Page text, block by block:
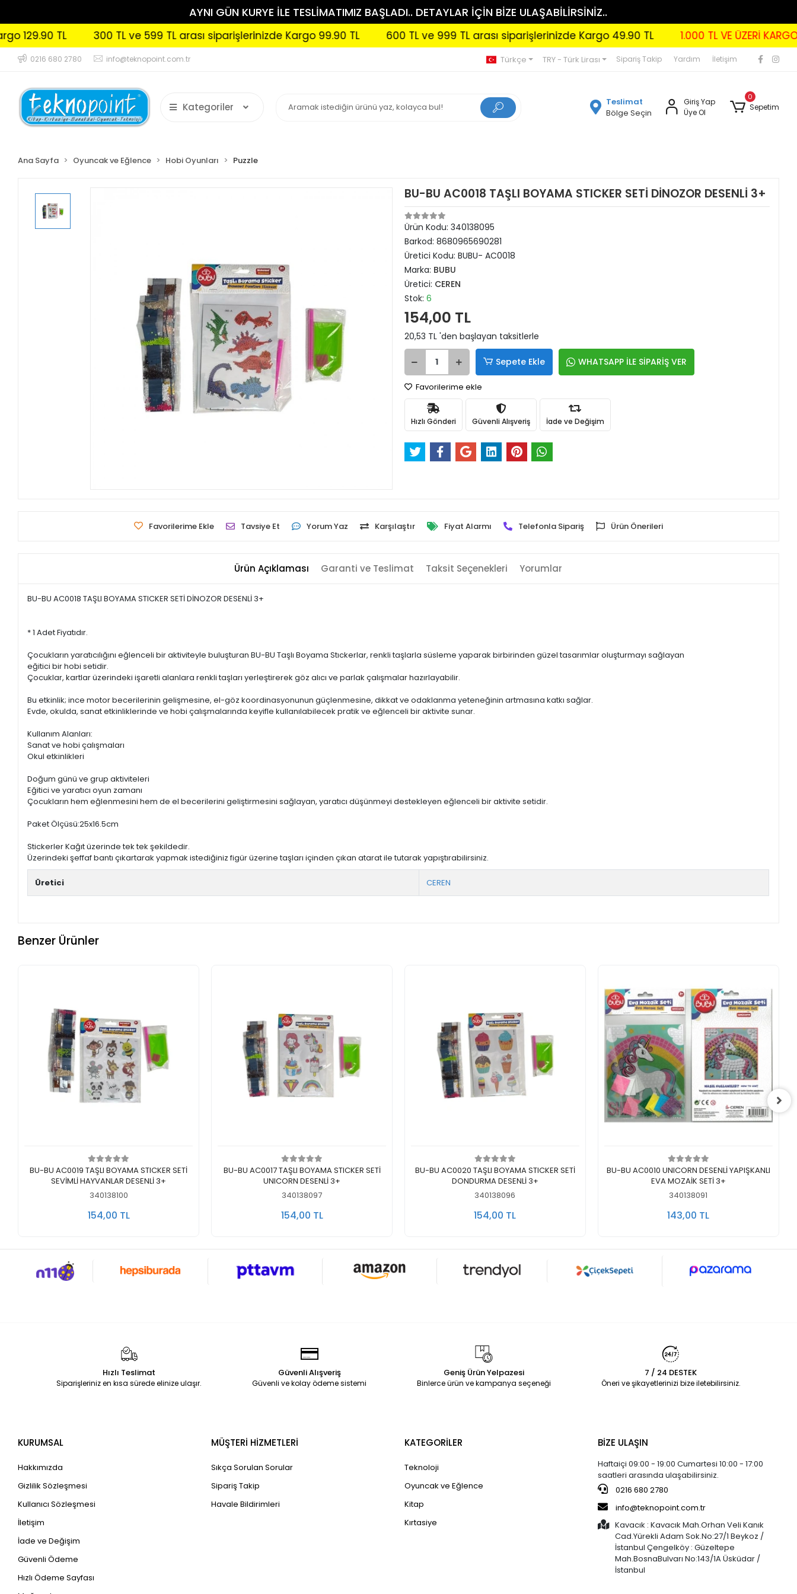
AYNI GÜN KURYE İLE TESLİMATIMIZ BAŞLADI.. DETAYLAR İÇİN BİZE ULAŞABİLİRSİNİZ..
TL 300 TL ve 599 TL arası siparişlerinizde Kargo 99.90 TL 600 TL ve 999 TL arası siparişlerinizde Kargo 49.90 TL 1.000 TL VE ÜZERİ KARGO
0216 680 2780 info@teknopoint.com.tr Türkçe TRY - Türk Lirası Sipariş Takip Yardım İletişim
Kategoriler
Teslimat
Bölge Seçin
Giriş Yap
Üye Ol
0
Sepetim
Ana Sayfa Oyuncak ve Eğlence Hobi Oyunları Puzzle
BU-BU AC0018 TAŞLI BOYAMA STICKER SETİ DİNOZOR DESENLİ 3+
Ürün Kodu: 340138095
Barkod: 8680965690281
Üretici Kodu: BUBU- AC0018
Marka: BUBU
Üretici: CEREN
Stok: 6
154,00 TL
20,53 TL 'den başlayan taksitlerle
Sepete Ekle WHATSAPP İLE SİPARİŞ VER
Favorilerime ekle
Hızlı Gönderi Güvenli Alışveriş İade ve Değişim
Favorilerime Ekle Tavsiye Et Yorum Yaz Karşılaştır Fiyat Alarmı Telefonla Sipariş Ürün Önerileri
Ürün Açıklaması Garanti ve Teslimat Taksit Seçenekleri Yorumlar
BU-BU AC0018 TAŞLI BOYAMA STICKER SETİ DİNOZOR DESENLİ 3+
* 1 Adet Fiyatıdır.
Çocukların yaratıcılığını eğlenceli bir aktiviteyle buluşturan BU-BU Taşlı Boyama Stıckerlar, renkli taşlarla süsleme yaparak birbirinden güzel tasarımlar oluşturmayı sağlayan
eğitici bir hobi setidir.
Çocuklar, kartlar üzerindeki işaretli alanlara renkli taşları yerleştirerek göz alıcı ve parlak çalışmalar hazırlayabilir.
Bu etkinlik; ince motor becerilerinin gelişmesine, el-göz koordinasyonunun güçlenmesine, dikkat ve odaklanma yeteneğinin artmasına katkı sağlar.
Evde, okulda, sanat etkinliklerinde ve hobi çalışmalarında keyifle kullanılabilecek pratik ve eğlenceli bir aktivite sunar.
Kullanım Alanları:
Sanat ve hobi çalışmaları
Okul etkinlikleri
Doğum günü ve grup aktiviteleri
Eğitici ve yaratıcı oyun zamanı
Çocukların hem eğlenmesini hem de el becerilerini geliştirmesini sağlayan, yaratıcı düşünmeyi destekleyen eğlenceli bir aktivite setidir.
Paket Ölçüsü:25x16.5cm
Stickerler Kağıt üzerinde tek tek şekildedir.
Üzerindeki şeffaf bantı çıkartarak yapmak istediğiniz figür üzerine taşları içinden çıkan atarat ile tutarak yapıştırabilirsiniz.
Üretici CEREN
Benzer Ürünler
Sepete Ekle
BU-BU AC0019 TAŞLI BOYAMA STICKER SETİ
SEVİMLİ HAYVANLAR DESENLİ 3+
340138100
154,00 TL
Sepete Ekle
BU-BU AC0017 TAŞLI BOYAMA STICKER SETİ
UNICORN DESENLİ 3+
340138097
154,00 TL
Sepete Ekle
BU-BU AC0020 TAŞLI BOYAMA STICKER SETİ
DONDURMA DESENLİ 3+
340138096
154,00 TL
Sepete Ekle
BU-BU AC0010 UNICORN DESENLİ YAPIŞKANLI
EVA MOZAİK SETİ 3+
340138091
143,00 TL
Hızlı Teslimat
Siparişleriniz en kısa sürede elinize ulaşır.
Güvenli Alışveriş
Güvenli ve kolay ödeme sistemi
Geniş Ürün Yelpazesi
Binlerce ürün ve kampanya seçeneği
7 / 24 DESTEK
Öneri ve şikayetlerinizi bize iletebilirsiniz.
KURUMSAL
Hakkımızda
Gizlilik Sözleşmesi
Kullanıcı Sözleşmesi
İletişim
İade ve Değişim
Güvenli Ödeme
Hızlı Ödeme Sayfası
MÜŞTERİ HİZMETLERİ
Sıkça Sorulan Sorular
Sipariş Takip
Havale Bildirimleri
KATEGORİLER
Teknoloji
Oyuncak ve Eğlence
Kitap
Kırtasiye
BİZE ULAŞIN
Haftaiçi 09:00 - 19:00 Cumartesi 10:00 - 17:00
saatleri arasında ulaşabilirsiniz.
0216 680 2780
info@teknopoint.com.tr
Kavacık : Kavacık Mah.Orhan Veli Kanık
Cad.Yürekli Adam Sok.No:27/1 Beykoz /
İstanbul Çengelköy : Güzeltepe
Mah.BosnaBulvarı No:143/1A Üsküdar /
İstanbul